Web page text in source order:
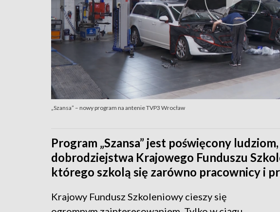
„Szansa” – nowy program na antenie TVP3 Wrocław
Program „Szansa” jest poświęcony
dobrodziejstwa Krajowego Funduszu
którego szkolą się zarówno pracownicy i
Krajowy Fundusz Szkoleniowy cieszy się